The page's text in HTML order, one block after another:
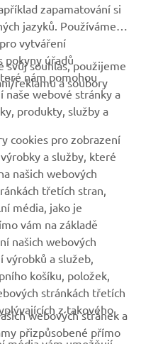
nabídkách,
dalšího
zapamatování si
jazyků. Používáme
vytváření
pokyny úřadů
nám pomohou
naše webové stránky a
produkty, služby a
svůj souhlas, použijeme
reklamu a soubory
cookies pro zobrazení
a služby, které
našich webových
třetích stran,
média, jako je
vám na základě
našich webových
a služeb,
košíku, položek,
stránkách třetích
z takového
webových stránek a
přizpůsobené přímo